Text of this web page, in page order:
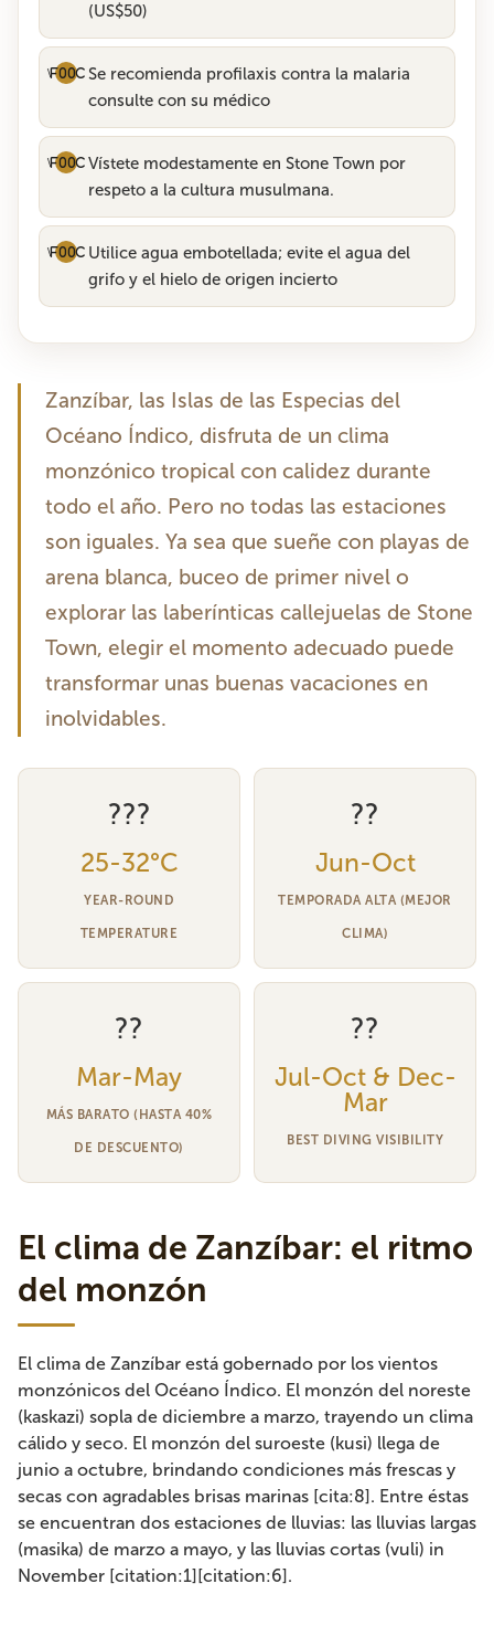
Zanzíbar, las Islas de las Especias del
Océano Índico, disfruta de un clima
monzónico tropical con calidez durante
todo el año. Pero no todas las estaciones
son iguales. Ya sea que sueñe con playas de
arena blanca, buceo de primer nivel o
explorar las laberínticas callejuelas de Stone
Town, elegir el momento adecuado puede
transformar unas buenas vacaciones en
inolvidables.
???
25-32°C
YEAR-ROUND
TEMPERATURE
??
Jun-Oct
TEMPORADA ALTA (MEJOR
CLIMA)
??
Mar-May
MÁS BARATO (HASTA 40%
DE DESCUENTO)
??
Jul-Oct & Dec-
Mar
BEST DIVING VISIBILITY
El clima de Zanzíbar: el ritmo
del monzón
El clima de Zanzíbar está gobernado por los vientos
monzónicos del Océano Índico. El monzón del noreste
(kaskazi) sopla de diciembre a marzo, trayendo un clima
cálido y seco. El monzón del suroeste (kusi) llega de
junio a octubre, brindando condiciones más frescas y
secas con agradables brisas marinas [cita:8]. Entre éstas
se encuentran dos estaciones de lluvias: las lluvias largas
(masika) de marzo a mayo, y las lluvias cortas (vuli) in
November [citation:1][citation:6].
(US$50)
Se recomienda profilaxis contra la malaria
consulte con su médico
Vístete modestamente en Stone Town por
respeto a la cultura musulmana.
Utilice agua embotellada; evite el agua del
grifo y el hielo de origen incierto